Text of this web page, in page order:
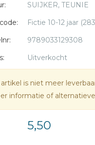
de dieren en Sousca,
ze de goudzoekers op
SUIJKER, TEUNIE
Fictie 10-12 jaar
9789033129308
Uitverkocht
is niet meer
informatie of
5,50